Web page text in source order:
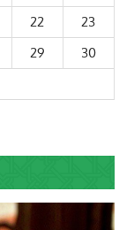
22
23
29
30